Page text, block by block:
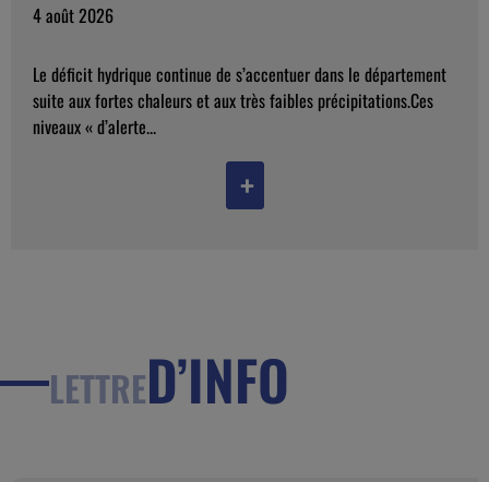
4 août 2026
Le déficit hydrique continue de s’accentuer dans le département
suite aux fortes chaleurs et aux très faibles précipitations.Ces
niveaux « d’alerte...
+
LETTRED’INFO